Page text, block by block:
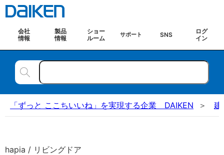
会社
情報
製品
情報
ショー
ルーム
サポート SNS
ログ
イン
「ずっと ここちいいね」を実現する企業 DAIKEN 建
hapia / リビングドア